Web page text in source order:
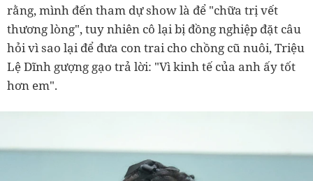
rằng, mình đến tham dự show là để "chữa trị vết
thương lòng", tuy nhiên cô lại bị đồng nghiệp đặt câu
hỏi vì sao lại để đưa con trai cho chồng cũ nuôi, Triệu
Lệ Dĩnh gượng gạo trả lời: "Vì kinh tế của anh ấy tốt
hơn em".